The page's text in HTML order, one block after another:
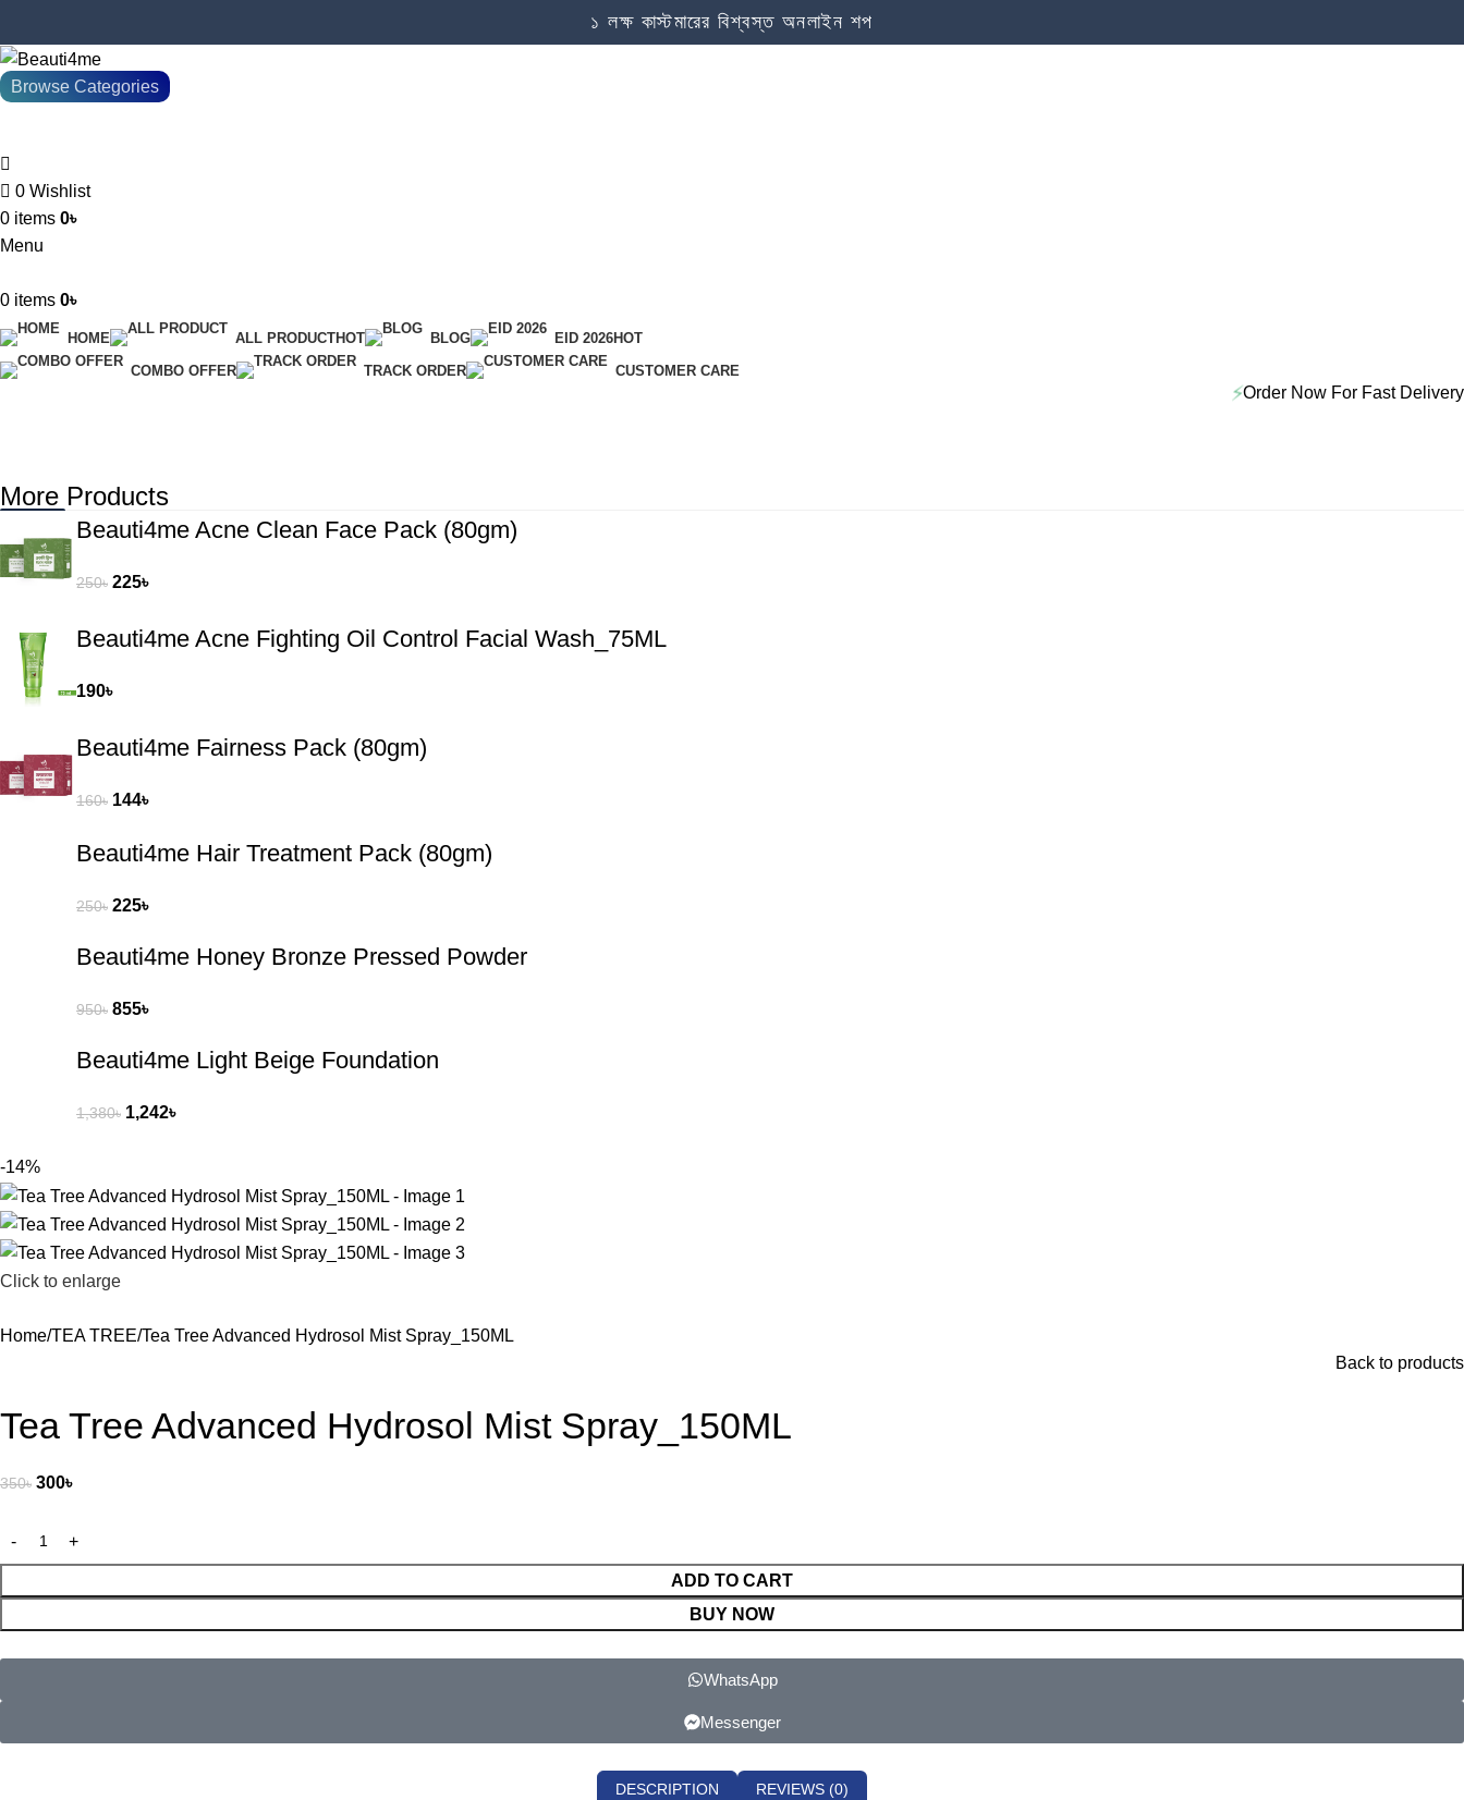
১ লক্ষ কাস্টমারের বিশ্বস্ত অনলাইন শপ
Browse Categories
0 Wishlist
0 items 0৳
Menu
0 items 0৳
HOME ALL PRODUCTHOT BLOG EID 2026HOT
COMBO OFFER
TRACK ORDER CUSTOMER CARE
⚡Order Now For Fast Delivery
More Products
Beauti4me Acne Clean Face Pack (80gm)
250৳ 225৳
Beauti4me Acne Fighting Oil Control Facial Wash_75ML
190৳
Beauti4me Fairness Pack (80gm)
160৳ 144৳
Beauti4me Hair Treatment Pack (80gm)
250৳ 225৳
Beauti4me Honey Bronze Pressed Powder
950৳ 855৳
Beauti4me Light Beige Foundation
1,380৳ 1,242৳
-14%
Click to enlarge
Home TEA TREE Tea Tree Advanced Hydrosol Mist Spray_150ML
Back to products
Tea Tree Advanced Hydrosol Mist Spray_150ML
350৳ 300৳
ADD TO CART
BUY NOW
WhatsApp
Messenger
DESCRIPTION REVIEWS (0)